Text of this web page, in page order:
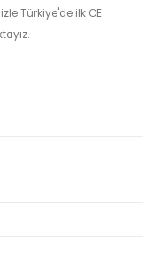
Türkiye'de ilk CE